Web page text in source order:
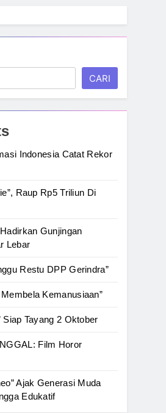
CARI
Indonesia Catat Rekor
Raup Rp5 Triliun Di
Gunjingan
Lebar
Restu DPP Gerindra”
Kemanusiaan”
Siap Tayang 2 Oktober
Film Horor
Ajak Generasi Muda
Edukatif